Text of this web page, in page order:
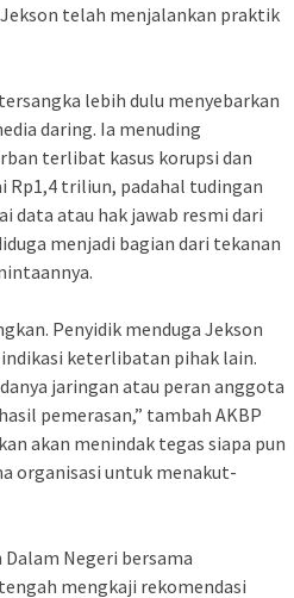
telah menjalankan praktik
lebih dulu menyebarkan
daring. Ia menuding
terlibat kasus korupsi dan
Rp1,4 triliun, padahal tudingan
data atau hak jawab resmi dari
menjadi bagian dari tekanan
Penyidik menduga Jekson
indikasi keterlibatan pihak lain.
jaringan atau peran anggota
pemerasan,” tambah AKBP
akan menindak tegas siapa pun
organisasi untuk menakut-
Negeri bersama
mengkaji rekomendasi